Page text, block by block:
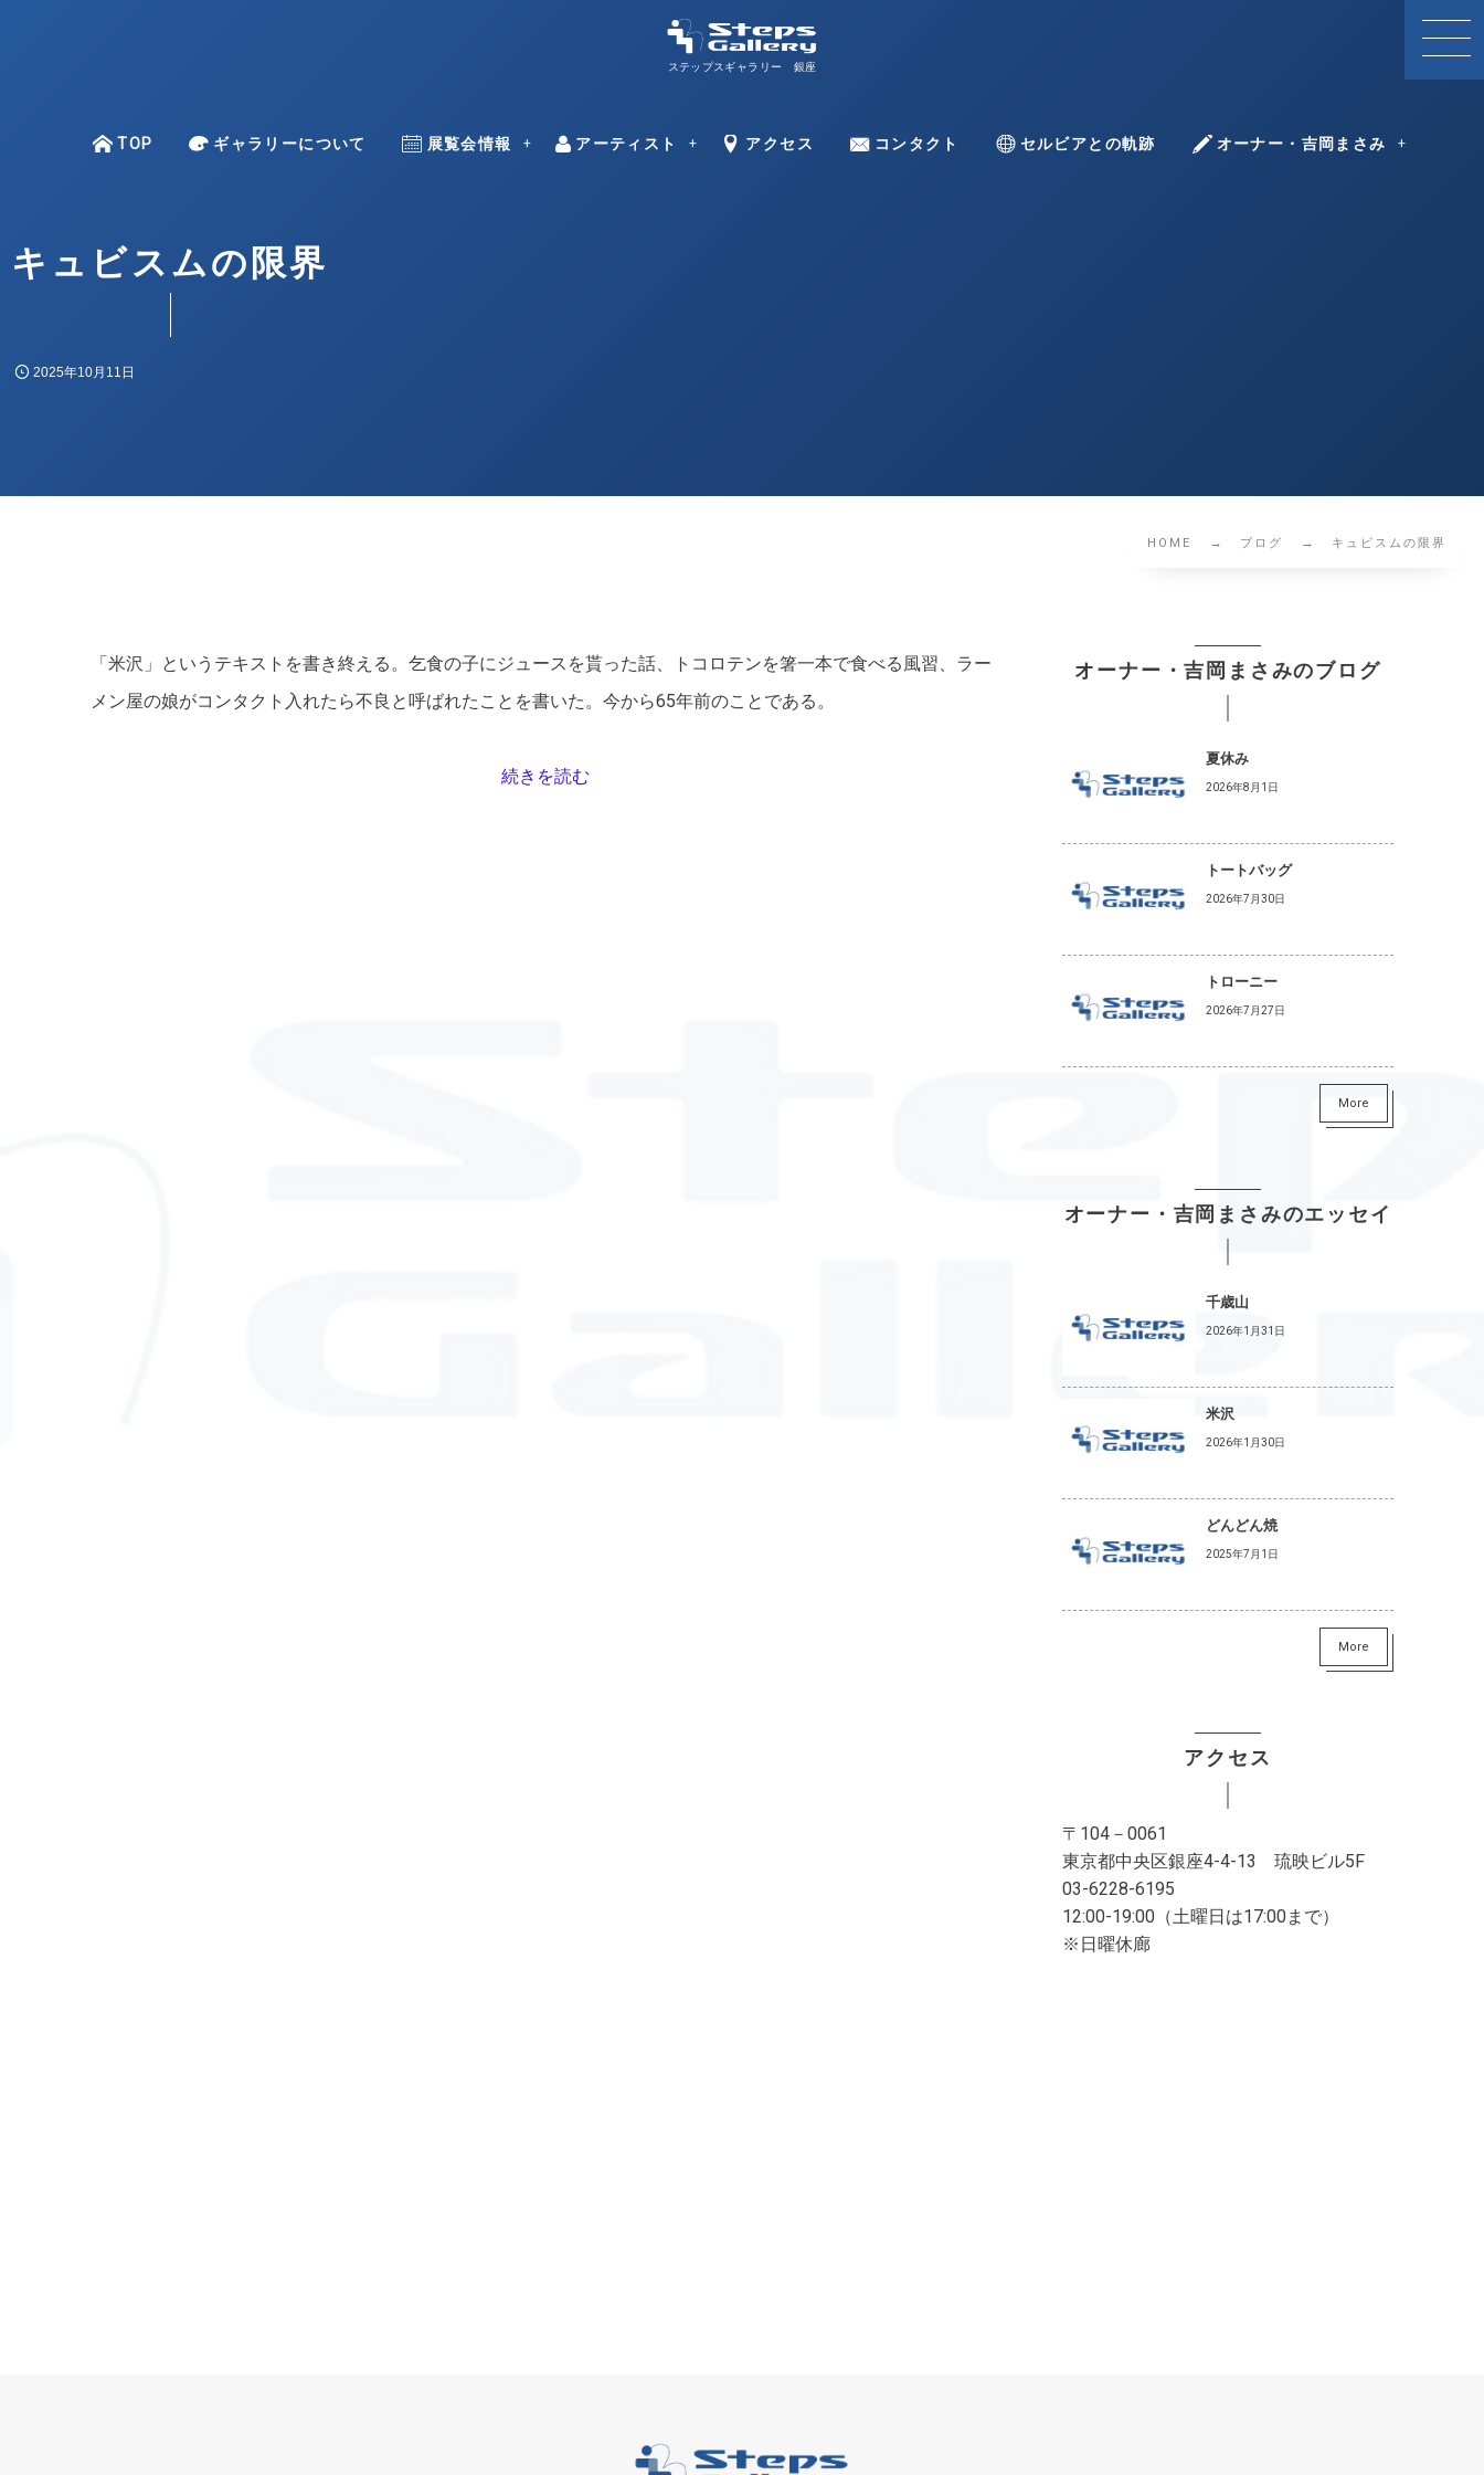
ステップスギャラリー 銀座
TOP
TOP ギャラリーについて
About 展覧会情報
Exhibitions アーティスト
Artists
霜田 誠二 日影 眩
アクセス
Access コンタクト
Contact セルビアとの軌跡
With Serbia オーナー・吉岡まさみ
YOSHIOKA Masami
キュビスムの限界
2025年10月11日
HOME ブログ キュビスムの限界
「米沢」というテキストを書き終える。乞食の子にジュースを貰った話、トコロテンを箸一本で食べる風習、ラー
メン屋の娘がコンタクト入れたら不良と呼ばれたことを書いた。今から65年前のことである。
続きを読む
オーナー・吉岡まさみのブログ
夏休み
2026年8月1日
トートバッグ
2026年7月30日
トローニー
2026年7月27日
More
オーナー・吉岡まさみのエッセイ
千歳山
2026年1月31日
米沢
2026年1月30日
どんどん焼
2025年7月1日
More
アクセス
〒104－0061
東京都中央区銀座4-4-13 琉映ビル5F
03-6228-6195
12:00-19:00（土曜日は17:00まで）
※日曜休廊